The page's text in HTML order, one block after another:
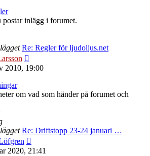
postar inlägg i forumet.
Re: Regler för ljudoljus.net
till
inlägget
2010, 19:00
om vad som händer på forumet och
Re: Driftstopp 23-24 januari …
till
2020, 21:41